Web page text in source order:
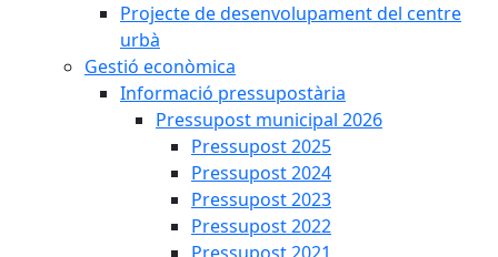
Projecte de desenvolupament del centre
urbà
Gestió econòmica
Informació pressupostària
Pressupost municipal 2026
Pressupost 2025
Pressupost 2024
Pressupost 2023
Pressupost 2022